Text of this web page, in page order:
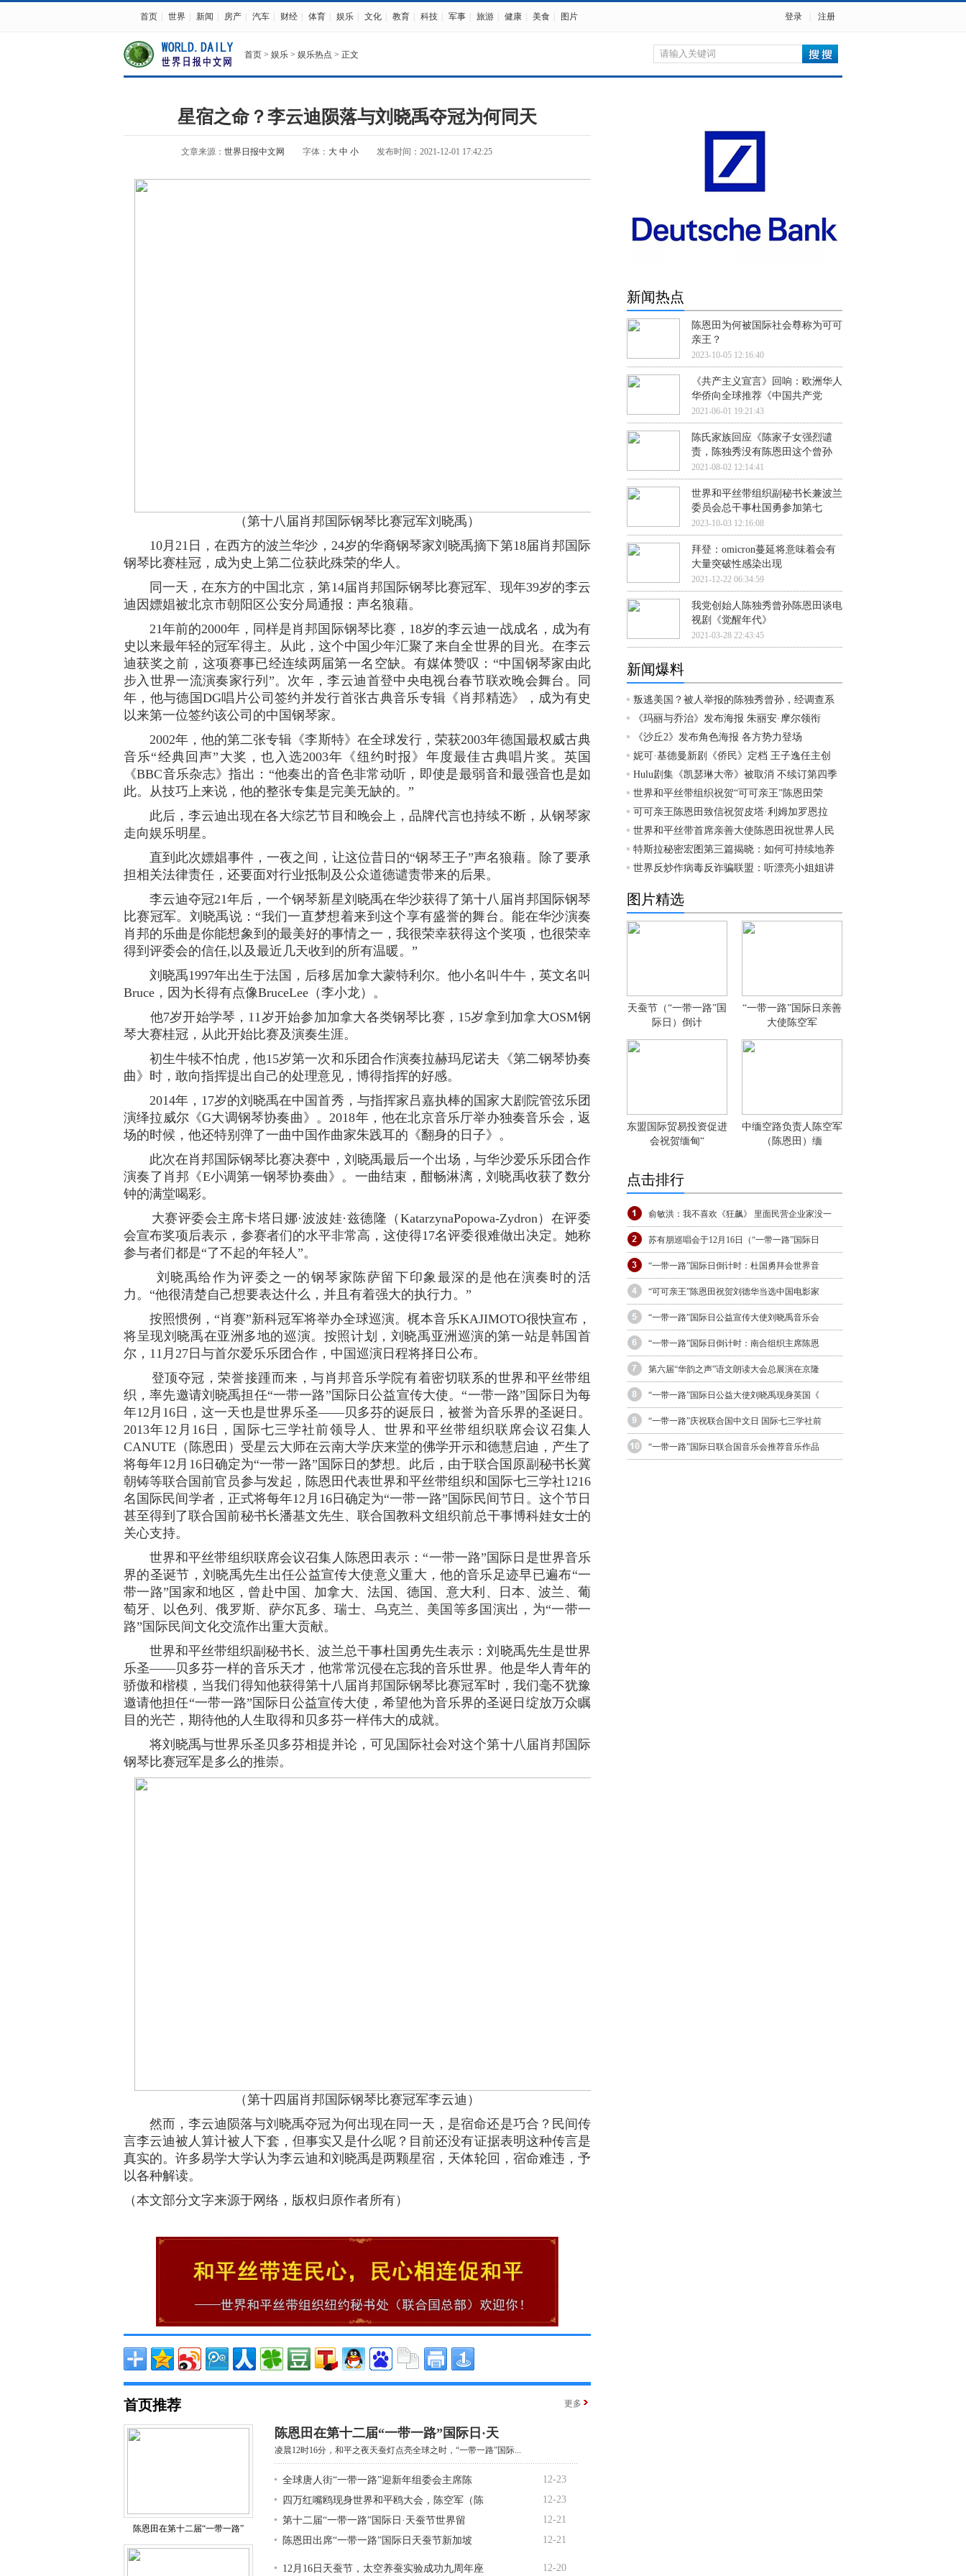
首页 世界 新闻 房产 汽车 财经 体育 娱乐 文化 教育 科技 军事 旅游 健康 美食 图片 登录 注册
首页 > 娱乐 > 娱乐热点 > 正文
星宿之命？李云迪陨落与刘晓禹夺冠为何同天
文章来源： 世界日报中文网 字体： 大 中 小 发布时间：2021-12-01 17:42:25
（第十八届肖邦国际钢琴比赛冠军刘晓禹）
10月21日，在西方的波兰华沙，24岁的华裔钢琴家刘晓禹摘下第18届肖邦国际
钢琴比赛桂冠，成为史上第二位获此殊荣的华人。
同一天，在东方的中国北京，第14届肖邦国际钢琴比赛冠军、现年39岁的李云
迪因嫖娼被北京市朝阳区公安分局通报：声名狼藉。
21年前的2000年，同样是肖邦国际钢琴比赛，18岁的李云迪一战成名，成为有
史以来最年轻的冠军得主。从此，这个中国少年汇聚了来自全世界的目光。在李云
迪获奖之前，这项赛事已经连续两届第一名空缺。有媒体赞叹：“中国钢琴家由此
步入世界一流演奏家行列”。次年，李云迪首登中央电视台春节联欢晚会舞台。同
年，他与德国DG唱片公司签约并发行首张古典音乐专辑《肖邦精选》，成为有史
以来第一位签约该公司的中国钢琴家。
2002年，他的第二张专辑《李斯特》在全球发行，荣获2003年德国最权威古典
音乐“经典回声”大奖，也入选2003年《纽约时报》年度最佳古典唱片奖。英国
《BBC音乐杂志》指出：“他奏出的音色非常动听，即使是最弱音和最强音也是如
此。从技巧上来说，他的整张专集是完美无缺的。”
此后，李云迪出现在各大综艺节目和晚会上，品牌代言也持续不断，从钢琴家
走向娱乐明星。
直到此次嫖娼事件，一夜之间，让这位昔日的“钢琴王子”声名狼藉。除了要承
担相关法律责任，还要面对行业抵制及公众道德谴责带来的后果。
李云迪夺冠21年后，一个钢琴新星刘晓禹在华沙获得了第十八届肖邦国际钢琴
比赛冠军。刘晓禹说：“我们一直梦想着来到这个享有盛誉的舞台。能在华沙演奏
肖邦的乐曲是你能想象到的最美好的事情之一，我很荣幸获得这个奖项，也很荣幸
得到评委会的信任,以及最近几天收到的所有温暖。”
刘晓禹1997年出生于法国，后移居加拿大蒙特利尔。他小名叫牛牛，英文名叫
Bruce，因为长得有点像BruceLee（李小龙）。
他7岁开始学琴，11岁开始参加加拿大各类钢琴比赛，15岁拿到加拿大OSM钢
琴大赛桂冠，从此开始比赛及演奏生涯。
初生牛犊不怕虎，他15岁第一次和乐团合作演奏拉赫玛尼诺夫《第二钢琴协奏
曲》时，敢向指挥提出自己的处理意见，博得指挥的好感。
2014年，17岁的刘晓禹在中国首秀，与指挥家吕嘉执棒的国家大剧院管弦乐团
演绎拉威尔《G大调钢琴协奏曲》。2018年，他在北京音乐厅举办独奏音乐会，返
场的时候，他还特别弹了一曲中国作曲家朱践耳的《翻身的日子》。
此次在肖邦国际钢琴比赛决赛中，刘晓禹最后一个出场，与华沙爱乐乐团合作
演奏了肖邦《E小调第一钢琴协奏曲》。一曲结束，酣畅淋漓，刘晓禹收获了数分
钟的满堂喝彩。
大赛评委会主席卡塔日娜·波波娃·兹德隆（KatarzynaPopowa-Zydron）在评委
会宣布奖项后表示，参赛者们的水平非常高，这使得17名评委很难做出决定。她称
参与者们都是“了不起的年轻人”。
刘晓禹给作为评委之一的钢琴家陈萨留下印象最深的是他在演奏时的活
力。“他很清楚自己想要表达什么，并且有着强大的执行力。”
按照惯例，“肖赛”新科冠军将举办全球巡演。梶本音乐KAJIMOTO很快宣布，
将呈现刘晓禹在亚洲多地的巡演。按照计划，刘晓禹亚洲巡演的第一站是韩国首
尔，11月27日与首尔爱乐乐团合作，中国巡演日程将择日公布。
登顶夺冠，荣誉接踵而来，与肖邦音乐学院有着密切联系的世界和平丝带组
织，率先邀请刘晓禹担任“一带一路”国际日公益宣传大使。“一带一路”国际日为每
年12月16日，这一天也是世界乐圣——贝多芬的诞辰日，被誉为音乐界的圣诞日。
2013年12月16日，国际七三学社前领导人、世界和平丝带组织联席会议召集人
CANUTE（陈恩田）受星云大师在云南大学庆来堂的佛学开示和德慧启迪，产生了
将每年12月16日确定为“一带一路”国际日的梦想。此后，由于联合国原副秘书长冀
朝铸等联合国前官员参与发起，陈恩田代表世界和平丝带组织和国际七三学社1216
名国际民间学者，正式将每年12月16日确定为“一带一路”国际民间节日。这个节日
甚至得到了联合国前秘书长潘基文先生、联合国教科文组织前总干事博科娃女士的
关心支持。
世界和平丝带组织联席会议召集人陈恩田表示：“一带一路”国际日是世界音乐
界的圣诞节，刘晓禹先生出任公益宣传大使意义重大，他的音乐足迹早已遍布“一
带一路”国家和地区，曾赴中国、加拿大、法国、德国、意大利、日本、波兰、葡
萄牙、以色列、俄罗斯、萨尔瓦多、瑞士、乌克兰、美国等多国演出，为“一带一
路”国际民间文化交流作出重大贡献。
世界和平丝带组织副秘书长、波兰总干事杜国勇先生表示：刘晓禹先生是世界
乐圣——贝多芬一样的音乐天才，他常常沉侵在忘我的音乐世界。他是华人青年的
骄傲和楷模，当我们得知他获得第十八届肖邦国际钢琴比赛冠军时，我们毫不犹豫
邀请他担任“一带一路”国际日公益宣传大使，希望他为音乐界的圣诞日绽放万众瞩
目的光芒，期待他的人生取得和贝多芬一样伟大的成就。
将刘晓禹与世界乐圣贝多芬相提并论，可见国际社会对这个第十八届肖邦国际
钢琴比赛冠军是多么的推崇。
（第十四届肖邦国际钢琴比赛冠军李云迪）
然而，李云迪陨落与刘晓禹夺冠为何出现在同一天，是宿命还是巧合？民间传
言李云迪被人算计被人下套，但事实又是什么呢？目前还没有证据表明这种传言是
真实的。许多易学大学认为李云迪和刘晓禹是两颗星宿，天体轮回，宿命难违，予
以各种解读。
（本文部分文字来源于网络，版权归原作者所有）
首页推荐 更多
陈恩田在第十二届“一带一路”
陈恩田在第十二届“一带一路”国际日·天
凌晨12时16分，和平之夜天蚕灯点亮全球之时，“一带一路”国际...
全球唐人街“一带一路”迎新年组委会主席陈
12-23
四万红嘴鸥现身世界和平鸥大会，陈空军（陈
12-23
第十二届“一带一路”国际日·天蚕节世界留
12-21
陈恩田出席“一带一路”国际日天蚕节新加坡
12-21
12月16日天蚕节，太空养蚕实验成功九周年座 12-20
新闻热点
陈恩田为何被国际社会尊称为可可
亲王？
2023-10-05 12:16:40
《共产主义宣言》回响：欧洲华人
华侨向全球推荐《中国共产党
2021-06-01 19:21:43
陈氏家族回应《陈家子女强烈谴
责，陈独秀没有陈恩田这个曾孙
2021-08-02 12:14:41
世界和平丝带组织副秘书长兼波兰
委员会总干事杜国勇参加第七
2023-10-03 12:16:08
拜登：omicron蔓延将意味着会有
大量突破性感染出现
2021-12-22 06:34:59
我党创始人陈独秀曾孙陈恩田谈电
视剧《觉醒年代》
2021-03-28 22:43:45
新闻爆料
叛逃美国？被人举报的陈独秀曾孙，经调查系
《玛丽与乔治》发布海报 朱丽安·摩尔领衔
《沙丘2》发布角色海报 各方势力登场
妮可·基德曼新剧《侨民》定档 王子逸任主创
Hulu剧集《凯瑟琳大帝》被取消 不续订第四季
世界和平丝带组织祝贺“可可亲王”陈恩田荣
可可亲王陈恩田致信祝贺皮塔·利姆加罗恩拉
世界和平丝带首席亲善大使陈恩田祝世界人民
特斯拉秘密宏图第三篇揭晓：如何可持续地养
世界反炒作病毒反诈骗联盟：听漂亮小姐姐讲
图片精选
天蚕节（“一带一路”国
际日）倒计
“一带一路”国际日亲善
大使陈空军
东盟国际贸易投资促进
会祝贺缅甸“
中缅空路负责人陈空军
（陈恩田）缅
点击排行
俞敏洪：我不喜欢《狂飙》 里面民营企业家没一
苏有朋巡唱会于12月16日（“一带一路”国际日
“一带一路”国际日倒计时：杜国勇拜会世界音
“可可亲王”陈恩田祝贺刘德华当选中国电影家
“一带一路”国际日公益宣传大使刘晓禹音乐会
“一带一路”国际日倒计时：南合组织主席陈恩
第六届“华韵之声”语文朗读大会总展演在京隆
“一带一路”国际日公益大使刘晓禹现身英国《
“一带一路”庆祝联合国中文日 国际七三学社前
“一带一路”国际日联合国音乐会推荐音乐作品